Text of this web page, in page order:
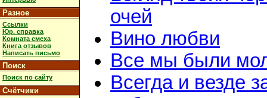
Разное
Ссылки
Юр. справка
Комната смеха
Книга отзывов
Написать письмо
Поиск
Поиск по сайту
Счётчики
очей
Вино любви
Все мы были
Всегда и везде